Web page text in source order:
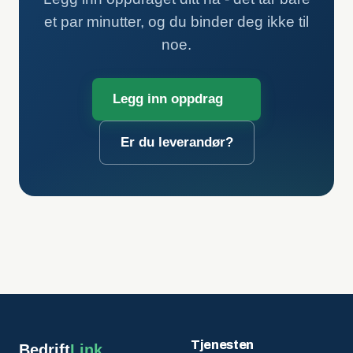
et par minutter, og du binder deg ikke til
noe.
Legg inn oppdrag
Er du leverandør?
Tjenesten